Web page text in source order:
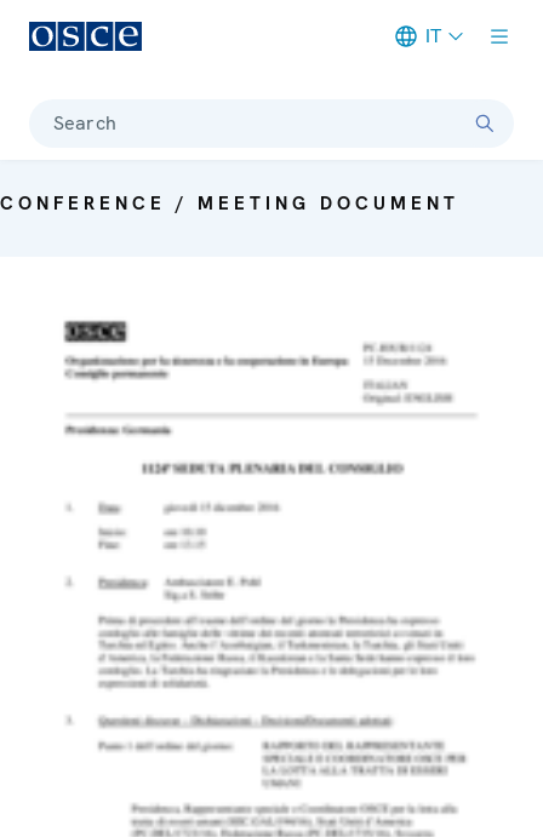
IT
Search
CONFERENCE / MEETING DOCUMENT